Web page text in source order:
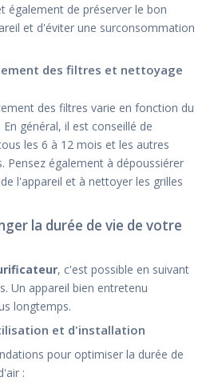
également de préserver le bon
et d'éviter une surconsommation
des filtres et nettoyage
des filtres varie en fonction du
général, il est conseillé de
les 6 à 12 mois et les autres
Pensez également à dépoussiérer
l'appareil et à nettoyer les grilles
la durée de vie de votre
, c'est possible en suivant
Un appareil bien entretenu
longtemps.
et d'installation
pour optimiser la durée de
: